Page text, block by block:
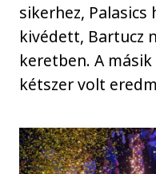
sikerhez,
kivédett, Bartucz
keretben. A
kétszer volt